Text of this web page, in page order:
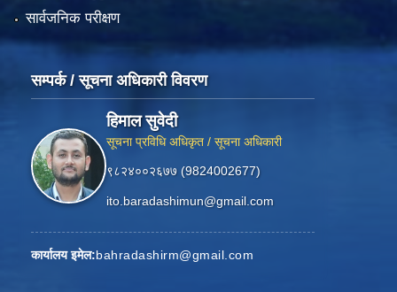
सार्वजनिक परीक्षण
सम्पर्क / सूचना अधिकारी विवरण
हिमाल सुवेदी
सूचना प्रविधि अधिकृत / सूचना अधिकारी
९८२४००२६७७ (9824002677)
ito.baradashimun@gmail.com
कार्यालय इमेल:bahradashirm@gmail.com